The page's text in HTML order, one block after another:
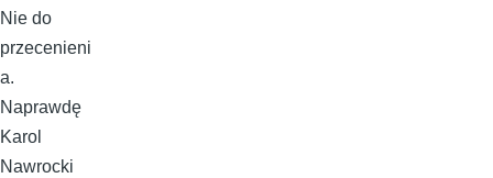
Nie do
przecenieni
a.
Naprawdę
Karol
Nawrocki